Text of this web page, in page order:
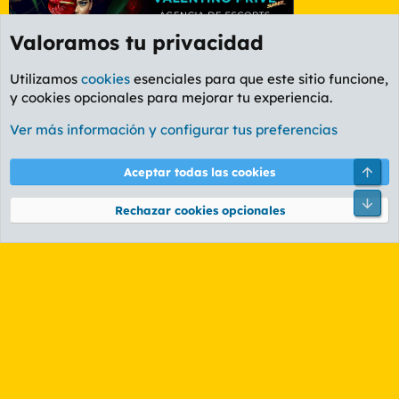
Foro General
Cookies
PL OLDSTYLE AMARILLO
Términos y reglas Política de privacidad Ayuda
Community platform by XenForo® © 2010-2026 XenForo Ltd.
Valoramos tu privacidad
Utilizamos cookies esenciales para que este sitio funcione,
y cookies opcionales para mejorar tu experiencia.
Ver más información y configurar tus preferencias
Aceptar todas las cookies
Rechazar cookies opcionales
Pie